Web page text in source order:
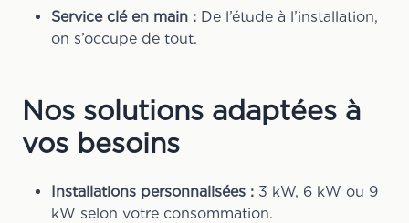
Service clé en main : De l’étude à l’installation,
on s’occupe de tout.
Nos solutions adaptées à
vos besoins
Installations personnalisées : 3 kW, 6 kW ou 9
kW selon votre consommation.